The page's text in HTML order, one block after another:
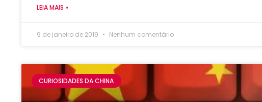
LEIA MAIS »
9 de janeiro de 2019 Nenhum comentário
CURIOSIDADES DA CHINA